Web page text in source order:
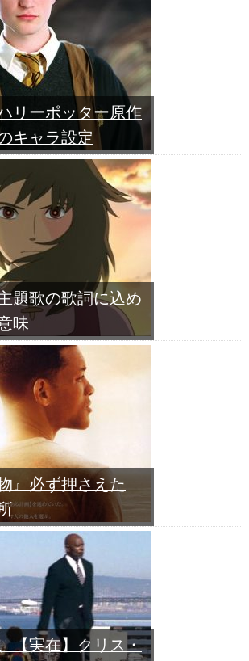
リーポッター原作
キャラ設定
題歌の歌詞に込め
味
』必ず押さえた
【実在】クリス・